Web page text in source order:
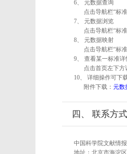
6、 元数据查询
点击导航栏“标
7、 元数据浏览
点击导航栏“标
8、 元数据映射
点击导航栏“标
9、 查看某一标准详
点击首页左下
10、 详细操作可下
附件下载： 元数
四、 联系方式
中国科学院文献情
地址：北京市海淀